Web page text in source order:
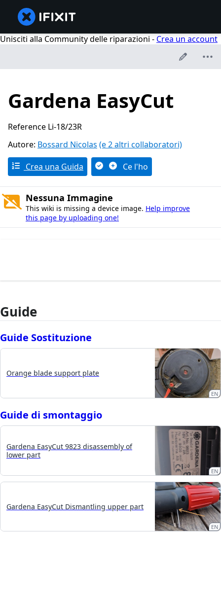
Unisciti alla Community delle riparazioni - Crea un account
Gardena EasyCut
Reference Li-18/23R
Autore: Bossard Nicolas (e 2 altri collaboratori)
Crea una Guida Ce l'ho
Nessuna Immagine
This wiki is missing a device image. Help improve
this page by uploading one!
Guide
Guide Sostituzione
Orange blade support plate
EN
Guide di smontaggio
Gardena EasyCut 9823 disassembly of
lower part
EN
Gardena EasyCut Dismantling upper part
EN